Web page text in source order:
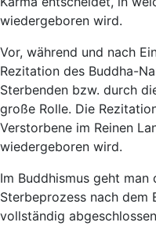
wiedergeboren wird.
Vor, während und nach
Rezitation des Buddha-
Sterbenden bzw. durch
große Rolle. Die
Verstorbene im Reinen
wiedergeboren wird.
Im Buddhismus geht man
Sterbeprozess nach dem
vollständig